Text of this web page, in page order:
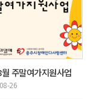
주말여가지원사업
26